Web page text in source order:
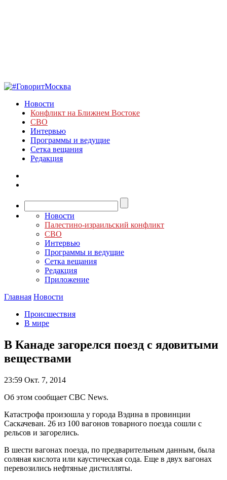
Новости
Конфликт на Ближнем Востоке
СВО
Интервью
Программы и ведущие
Сетка вещания
Редакция
Новости
Палестино-израильский конфликт
СВО
Интервью
Программы и ведущие
Сетка вещания
Редакция
Приложение
Главная Новости
Происшествия
В мире
В Канаде загорелся поезд с ядовитыми
веществами
23:59 Окт. 7, 2014
Об этом сообщает CBC News.
Катастрофа произошла у города Вэдина в провинции
Саскачеван. 26 из 100 вагонов товарного поезда сошли с
рельсов и загорелись.
В шести вагонах поезда, по предварительным данным, была
соляная кислота или каустическая сода. Еще в двух вагонах
перевозились нефтяные дистилляты.